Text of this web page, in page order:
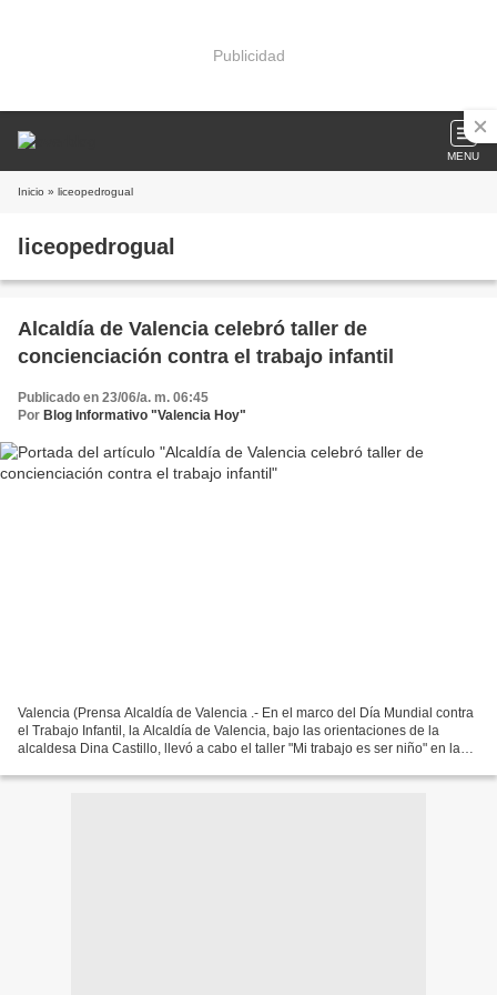
Publicidad
MENU
Inicio » liceopedrogual
liceopedrogual
Alcaldía de Valencia celebró taller de
concienciación contra el trabajo infantil
Publicado en 23/06/a. m. 06:45
Por Blog Informativo "Valencia Hoy"
Valencia (Prensa Alcaldía de Valencia .- En el marco del Día Mundial contra
el Trabajo Infantil, la Alcaldía de Valencia, bajo las orientaciones de la
alcaldesa Dina Castillo, llevó a cabo el taller "Mi trabajo es ser niño" en las